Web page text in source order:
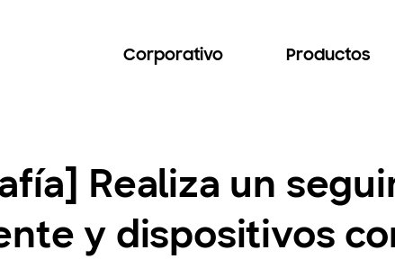
Corporativo Productos
Realiza un
y dispositivos